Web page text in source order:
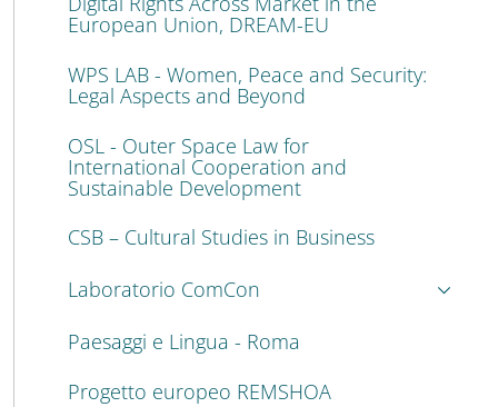
European Union, DREAM-EU
WPS LAB - Women, Peace and Security:
Legal Aspects and Beyond
OSL - Outer Space Law for
International Cooperation and
Sustainable Development
CSB – Cultural Studies in Business
Laboratorio ComCon
Paesaggi e Lingua - Roma
Progetto europeo REMSHOA